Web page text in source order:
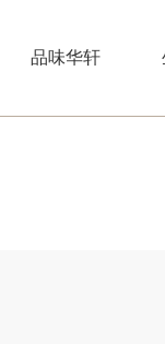
品味华轩